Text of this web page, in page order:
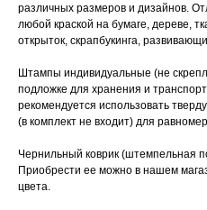
различных размеров и дизайнов.
любой краской на бумаге, дереве,
открыток, скрапбукинга,
Штампы индивидуальные (не
подложке для хранения и
рекомендуется использовать
(в комплект не входит) для
Чернильный коврик (штемпельная
Приобрести ее можно в нашем
цвета.